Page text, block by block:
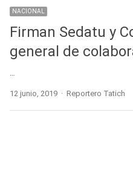
NACIONAL
Firman Sedatu y
general de
…
12 junio, 2019 Author
Reportero Tatich